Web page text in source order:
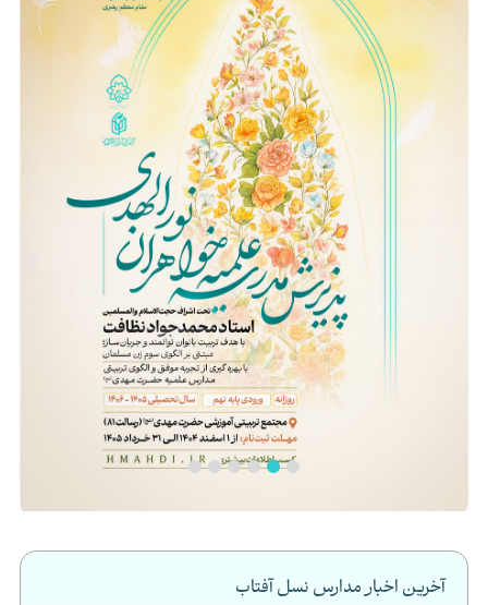
آخرین اخبار مدارس نسل آفتاب